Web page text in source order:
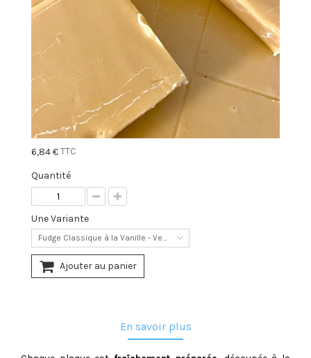
6,84 €TTC
Quantité
Une Variante
Fudge Classique à la Vanille - Vegan
Ajouter au panier
En savoir plus